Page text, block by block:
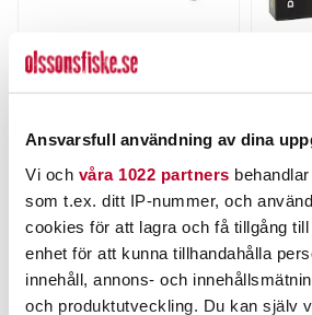
Ansvarsfull användning av dina
Vi och våra 1022 partners
som t.ex. ditt IP-nummer, och
cookies för att lagra och få tillgång
enhet för att kunna tillhandahålla
innehåll, annons- och
och produktutveckling. Du kan själv
Nuvarande pris:
89,00 krTidigare pris:
119,00 kr
119,00 kr
FLER ÄN 6 ST KVAR
LÄGG I VARUKORGEN